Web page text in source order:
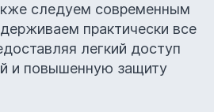
следуем современным
практически все
легкий доступ
и повышенную защиту